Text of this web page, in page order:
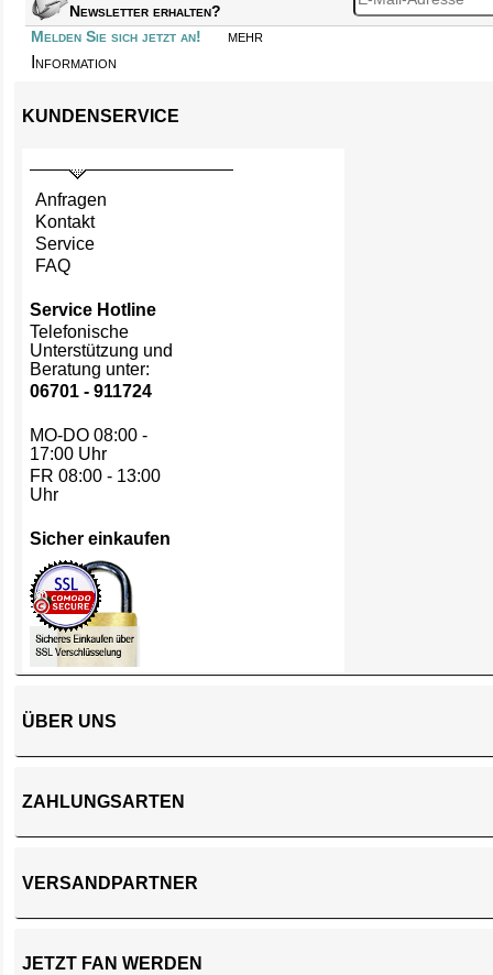
Newsletter erhalten?
Melden Sie sich jetzt an!
mehr
Information
KUNDENSERVICE
Anfragen
Kontakt
Service
FAQ
Service Hotline
Telefonische
Unterstützung und
Beratung unter:
06701 - 911724
MO-DO 08:00 -
17:00 Uhr
FR 08:00 - 13:00
Uhr
Sicher einkaufen
ÜBER UNS
ZAHLUNGSARTEN
VERSANDPARTNER
JETZT FAN WERDEN